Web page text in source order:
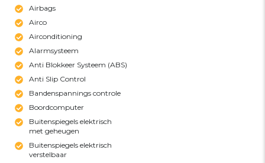
Airbags
Airco
Airconditioning
Alarmsysteem
Anti Blokkeer Systeem (ABS)
Anti Slip Control
Bandenspannings controle
Boordcomputer
Buitenspiegels elektrisch
met geheugen
Buitenspiegels elektrisch
verstelbaar